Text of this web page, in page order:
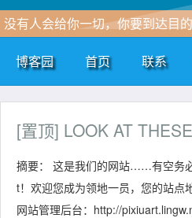
没有人会给你一切，你要到达目
博客园
首页 联系
[置顶] LOOK AT
摘要： 这是我们的网站……有空务
t！欢迎您成为领地一员，您的站点
网站管理后台：http://